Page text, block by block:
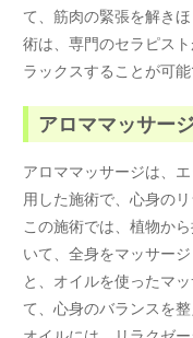
て、筋肉の緊張を解き
術は、専門のセラピス
ラックスすることが可能
アロママッサー
アロママッサージは、
用した施術で、心身の
この施術では、植物か
いて、全身をマッサー
と、オイルを使ったマ
て、心身のバランスを